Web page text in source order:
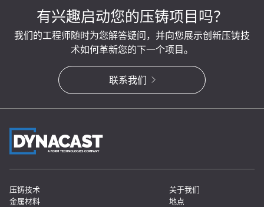
有兴趣启动您的压铸项目吗？
我们的工程师随时为您解答疑问，并向您展示创新压铸技
术如何革新您的下一个项目。
联系我们
压铸技术
金属材料
关于我们
地点